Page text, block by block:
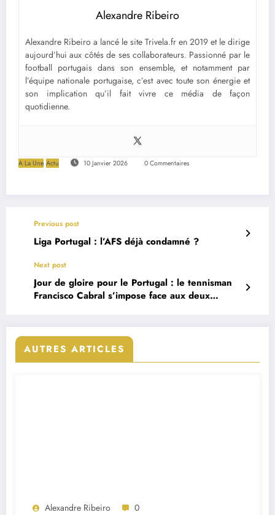
Alexandre Ribeiro
Alexandre Ribeiro a lancé le site Trivela.fr en 2019 et le dirige
aujourd’hui aux côtés de ses collaborateurs. Passionné par le
football portugais dans son ensemble, et notamment par
l’équipe nationale portugaise, c’est avec toute son énergie et
son implication qu’il fait vivre ce média de façon
quotidienne.
A La Une Actu 10 Janvier 2026 0 Commentaires
Previous post
Liga Portugal : l’AFS déjà condamné ?
Next post
Jour de gloire pour le Portugal : le tennisman
Francisco Cabral s’impose face aux deux
AUTRES ARTICLES
Alexandre Ribeiro 0